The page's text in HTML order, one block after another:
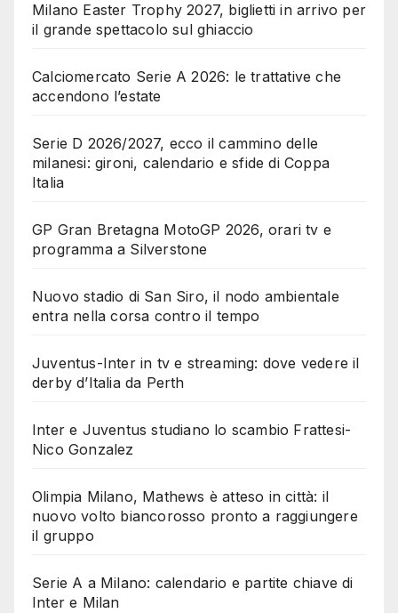
Milano Easter Trophy 2027, biglietti in arrivo per
il grande spettacolo sul ghiaccio
Calciomercato Serie A 2026: le trattative che
accendono l’estate
Serie D 2026/2027, ecco il cammino delle
milanesi: gironi, calendario e sfide di Coppa
Italia
GP Gran Bretagna MotoGP 2026, orari tv e
programma a Silverstone
Nuovo stadio di San Siro, il nodo ambientale
entra nella corsa contro il tempo
Juventus-Inter in tv e streaming: dove vedere il
derby d’Italia da Perth
Inter e Juventus studiano lo scambio Frattesi-
Nico Gonzalez
Olimpia Milano, Mathews è atteso in città: il
nuovo volto biancorosso pronto a raggiungere
il gruppo
Serie A a Milano: calendario e partite chiave di
Inter e Milan